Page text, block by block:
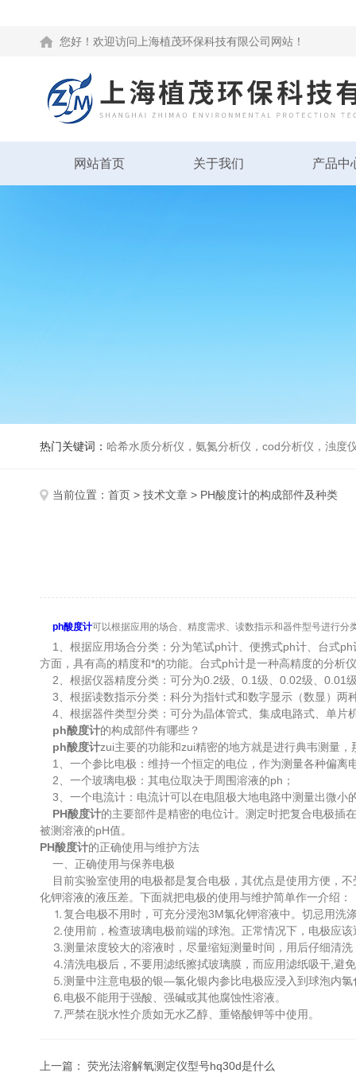
您好！欢迎访问上海植茂环保科技有限公司网站！
网站首页 关于我们 产品中
热门关键词： 哈希水质分析仪，氨氮分析仪，cod分析仪，浊度
当前位置： 首页 > 技术文章 > PH酸度计的构成部件及种类
ph酸度计可以根据应用的场合、精度需求、读数指示和器件型号进行分
1、根据应用场合分类：分为笔试ph计、便携式ph计、台式
方面，具有高的精度和*的功能。台式ph计是一种高精度的分
2、根据仪器精度分类：可分为0.2级、0.1级、0.02级、0.01
3、根据读数指示分类：科分为指针式和数字显示（数显）两
4、根据器件类型分类：可分为晶体管式、集成电路式、单片
ph酸度计的构成部件有哪些？
ph酸度计zui主要的功能和zui精密的地方就是进行典韦测量
1、一个参比电极：维持一个恒定的电位，作为测量各种偏离
2、一个玻璃电极：其电位取决于周围溶液的ph；
3、一个电流计：电流计可以在电阻极大地电路中测量出微小
PH酸度计的主要部件是精密的电位计。测定时把复合电极插
被测溶液的pH值。
PH酸度计的正确使用与维护方法
一、正确使用与保养电极
目前实验室使用的电极都是复合电极，其优点是使用方便，
化钾溶液的液压差。下面就把电极的使用与维护简单作一介绍
⒈复合电极不用时，可充分浸泡3M氯化钾溶液中。切忌用洗
⒉使用前，检查玻璃电极前端的球泡。正常情况下，电极应
⒊测量浓度较大的溶液时，尽量缩短测量时间，用后仔细清
⒋清洗电极后，不要用滤纸擦拭玻璃膜，而应用滤纸吸干,避
⒌测量中注意电极的银—氯化银内参比电极应浸入到球泡内氯
⒍电极不能用于强酸、强碱或其他腐蚀性溶液。
⒎严禁在脱水性介质如无水乙醇、重铬酸钾等中使用。
上一篇： 荧光法溶解氧测定仪型号hq30d是什么